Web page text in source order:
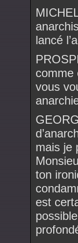
lancé
comme
vous
mais je
ton
est